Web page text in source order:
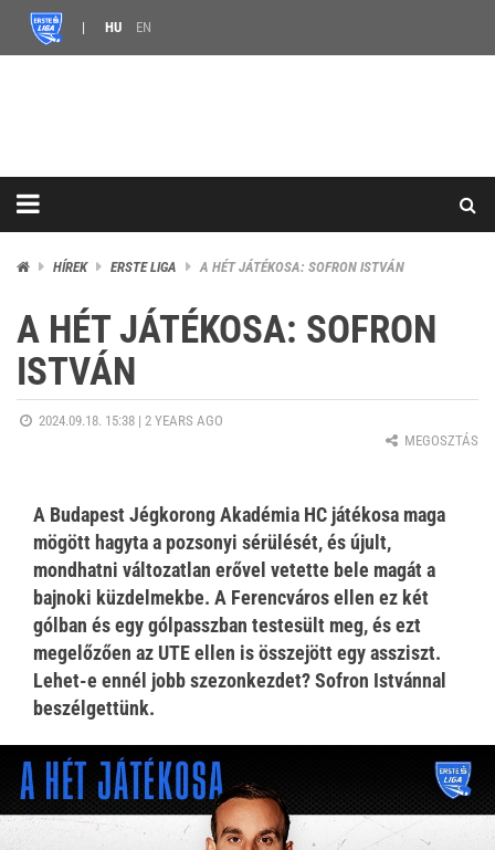
HU EN
HÍREK ERSTE LIGA A HÉT JÁTÉKOSA: SOFRON ISTVÁN
A HÉT JÁTÉKOSA: SOFRON
ISTVÁN
2024.09.18. 15:38 | 2 YEARS AGO
MEGOSZTÁS
A Budapest Jégkorong Akadémia HC játékosa maga
mögött hagyta a pozsonyi sérülését, és újult,
mondhatni változatlan erővel vetette bele magát a
bajnoki küzdelmekbe. A Ferencváros ellen ez két
gólban és egy gólpasszban testesült meg, és ezt
megelőzően az UTE ellen is összejött egy assziszt.
Lehet-e ennél jobb szezonkezdet? Sofron Istvánnal
beszélgettünk.